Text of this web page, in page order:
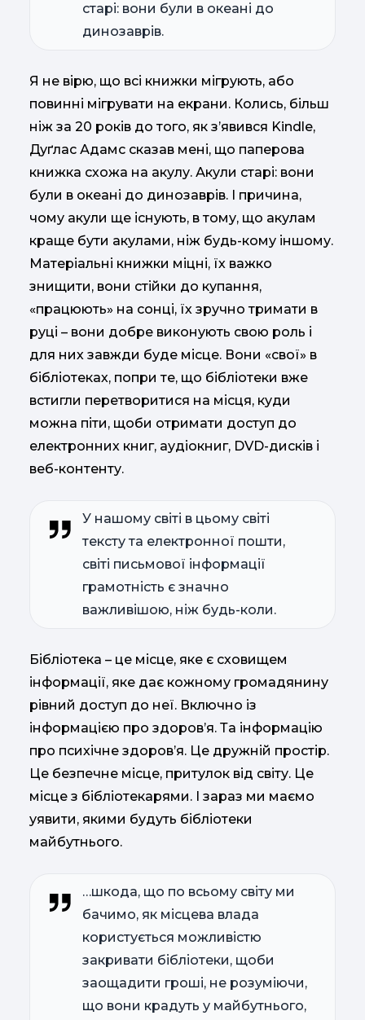
старі: вони були в океані до
динозаврів.
Я не вірю, що всі книжки мігрують, або
повинні мігрувати на екрани. Колись, більш
ніж за 20 років до того, як з’явився Kindle,
Дуґлас Адамс сказав мені, що паперова
книжка схожа на акулу. Акули старі: вони
були в океані до динозаврів. І причина,
чому акули ще існують, в тому, що акулам
краще бути акулами, ніж будь-кому іншому.
Матеріальні книжки міцні, їх важко
знищити, вони стійки до купання,
«працюють» на сонці, їх зручно тримати в
руці – вони добре виконують свою роль і
для них завжди буде місце. Вони «свої» в
бібліотеках, попри те, що бібліотеки вже
встигли перетворитися на місця, куди
можна піти, щоби отримати доступ до
електронних книг, аудіокниг, DVD-дисків і
веб-контенту.
У нашому світі в цьому світі
тексту та електронної пошти,
світі письмової інформації
грамотність є значно
важливішою, ніж будь-коли.
Бібліотека – це місце, яке є сховищем
інформації, яке дає кожному громадянину
рівний доступ до неї. Включно із
інформацією про здоров’я. Та інформацію
про психічне здоров’я. Це дружній простір.
Це безпечне місце, притулок від світу. Це
місце з бібліотекарями. І зараз ми маємо
уявити, якими будуть бібліотеки
майбутнього.
…шкода, що по всьому світу ми
бачимо, як місцева влада
користується можливістю
закривати бібліотеки, щоби
заощадити гроші, не розуміючи,
що вони крадуть у майбутнього,